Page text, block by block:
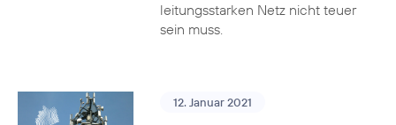
leitungsstarken Netz nicht teuer
sein muss.
12. Januar 2021